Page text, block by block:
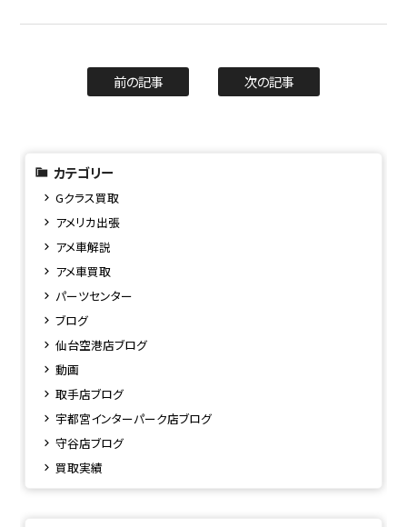
前の記事 次の記事
カテゴリー
Gクラス買取
アメリカ出張
アメ車解説
アメ車買取
パーツセンター
ブログ
仙台空港店ブログ
動画
取手店ブログ
宇都宮インターパーク店ブログ
守谷店ブログ
買取実績